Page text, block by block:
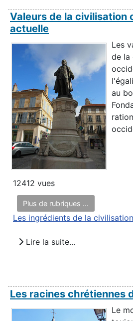
Valeurs de la civilisation
actuelle
Les
de la
au
12412 vues
Plus de rubriques ...
Les ingrédients de la
Lire la suite...
Les racines chrétiennes
Le